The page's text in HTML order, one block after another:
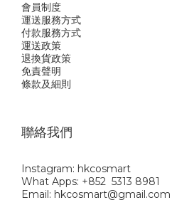
會員制度
運送服務方式
付款服務方式
運送政策
退換貨政策
免責聲明
條款及細則
聯絡我們
Instagram: hkcosmart
What Apps: +852 5313 8981
Email: hkcosmart@gmail.com